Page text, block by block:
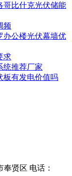
哥比什克光伏储能
频
办公楼光伏幕墙优
求
统推荐厂家
板有发电价值吗
奉贤区 电话：